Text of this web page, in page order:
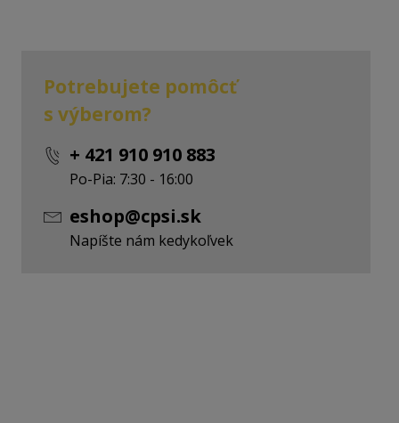
Potrebujete pomôcť
s výberom?
+ 421 910 910 883
Po-Pia: 7:30 - 16:00
eshop@cpsi.sk
Napíšte nám kedykoľvek